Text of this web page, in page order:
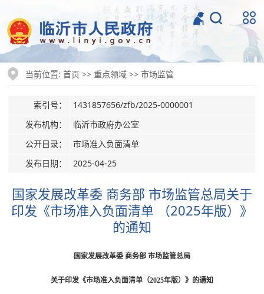
当前位置:首页 >>重点领域 >>市场监管
索引号：
1431857656/zfb/2025-0000001
发布机构：
临沂市政府办公室
公开目录：
市场准入负面清单
发布日期：
2025-04-25
国家发展改革委 商务部 市场监管总局关于
印发《市场准入负面清单 （2025年版）》
的通知
国家发展改革委 商务部 市场监管总局
关于印发《市场准入负面清单（2025年版）》的通知